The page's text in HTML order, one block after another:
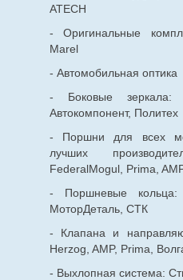
ATECH
- Оригинальные
Marel
- Автомобильная оптика
- Боковые зеркала:
Автокомпонент, Политех
- Поршни для всех
лучших
FederalMogul, Prima,
- Поршневые кольца:
МоторДеталь, СТК
- Клапана и
Herzog, AMP, Prima,
- Выхлопная система: